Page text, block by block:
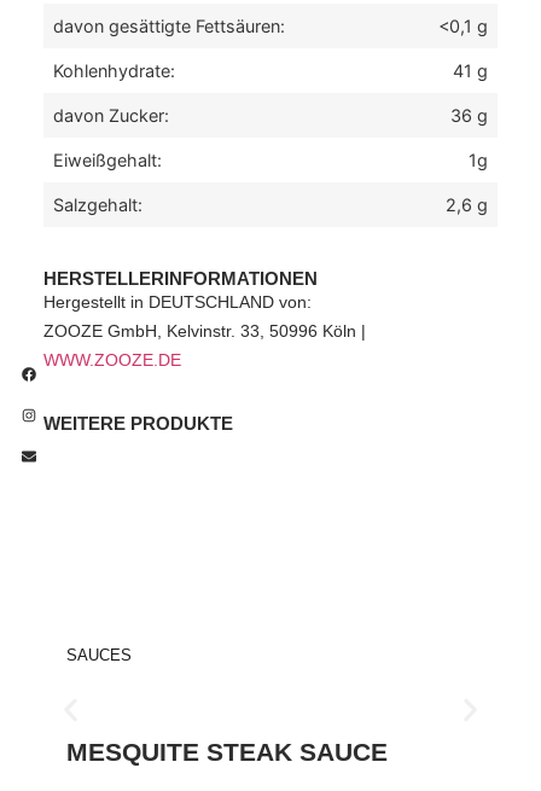
davon gesättigte Fettsäuren: <0,1 g
Kohlenhydrate: 41 g
davon Zucker: 36 g
Eiweißgehalt: 1g
Salzgehalt: 2,6 g
HERSTELLERINFORMATIONEN
Hergestellt in DEUTSCHLANDvon:
ZOOZE GmbH, Kelvinstr. 33, 50996 Köln |
WWW.ZOOZE.DE
WEITERE PRODUKTE
SAUCES
MESQUITE STEAK SAUCE